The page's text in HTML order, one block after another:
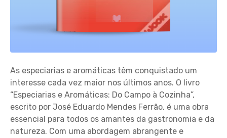
As especiarias e aromáticas têm conquistado um
interesse cada vez maior nos últimos anos. O livro
“Especiarias e Aromáticas: Do Campo à Cozinha”,
escrito por José Eduardo Mendes Ferrão, é uma obra
essencial para todos os amantes da gastronomia e da
natureza. Com uma abordagem abrangente e